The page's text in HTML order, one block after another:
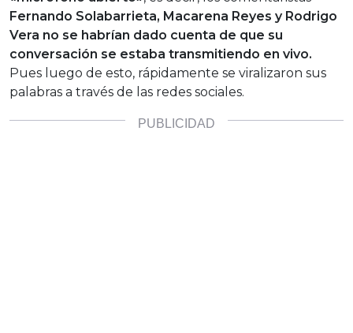
Fernando Solabarrieta, Macarena Reyes y Rodrigo
Vera no se habrían dado cuenta de que su
conversación se estaba transmitiendo en vivo.
Pues luego de esto, rápidamente se viralizaron sus
palabras a través de las redes sociales.